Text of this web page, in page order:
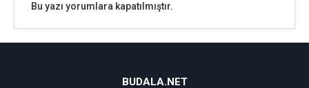
Bu yazı yorumlara kapatılmıştır.
BUDALA.NET